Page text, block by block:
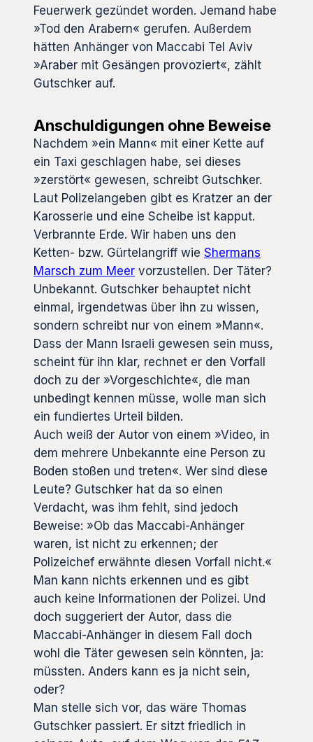
Feuerwerk gezündet worden. Jemand habe
»Tod den Arabern« gerufen. Außerdem
hätten Anhänger von Maccabi Tel Aviv
»Araber mit Gesängen provoziert«, zählt
Gutschker auf.
Anschuldigungen ohne Beweise
Nachdem »ein Mann« mit einer Kette auf
ein Taxi geschlagen habe, sei dieses
»zerstört« gewesen, schreibt Gutschker.
Laut Polizeiangeben gibt es Kratzer an der
Karosserie und eine Scheibe ist kapput.
Verbrannte Erde. Wir haben uns den
Ketten- bzw. Gürtelangriff wie Shermans
Marsch zum Meer vorzustellen. Der Täter?
Unbekannt. Gutschker behauptet nicht
einmal, irgendetwas über ihn zu wissen,
sondern schreibt nur von einem »Mann«.
Dass der Mann Israeli gewesen sein muss,
scheint für ihn klar, rechnet er den Vorfall
doch zu der »Vorgeschichte«, die man
unbedingt kennen müsse, wolle man sich
ein fundiertes Urteil bilden.
Auch weiß der Autor von einem »Video, in
dem mehrere Unbekannte eine Person zu
Boden stoßen und treten«. Wer sind diese
Leute? Gutschker hat da so einen
Verdacht, was ihm fehlt, sind jedoch
Beweise: »Ob das Maccabi-Anhänger
waren, ist nicht zu erkennen; der
Polizeichef erwähnte diesen Vorfall nicht.«
Man kann nichts erkennen und es gibt
auch keine Informationen der Polizei. Und
doch suggeriert der Autor, dass die
Maccabi-Anhänger in diesem Fall doch
wohl die Täter gewesen sein könnten, ja:
müssten. Anders kann es ja nicht sein,
oder?
Man stelle sich vor, das wäre Thomas
Gutschker passiert. Er sitzt friedlich in